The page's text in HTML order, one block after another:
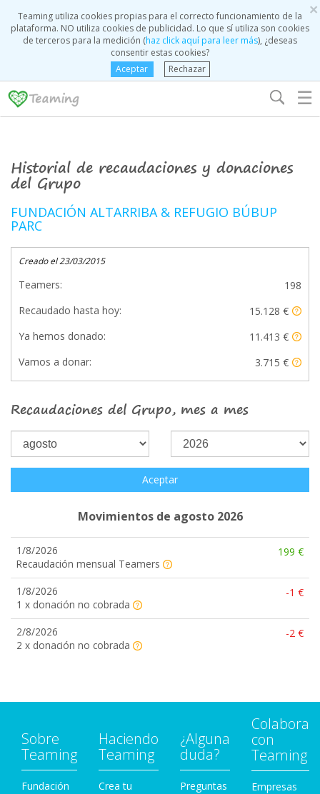
×
Teaming utiliza cookies propias para el correcto funcionamiento de la
plataforma. NO utiliza cookies de publicidad. Lo que sí utiliza son cookies
de terceros para la medición (haz click aquí para leer más), ¿deseas
consentir estas cookies?
Aceptar
Rechazar
☰
Historial de recaudaciones y donaciones
del Grupo
FUNDACIÓN ALTARRIBA & REFUGIO BÚBUP
PARC
Creado el 23/03/2015
Teamers:
198
Recaudado hasta hoy:
15.128 €
Ya hemos donado:
11.413 €
Vamos a donar:
3.715 €
Recaudaciones del Grupo, mes a mes
Aceptar
Movimientos de agosto 2026
1/8/2026
Recaudación mensual Teamers
199 €
1/8/2026
1 x donación no cobrada
-1 €
2/8/2026
2 x donación no cobrada
-2 €
Sobre
Teaming
Fundación
Haciendo
Teaming
Crea tu
¿Alguna
duda?
Preguntas
Colabora
con
Teaming
Empresas